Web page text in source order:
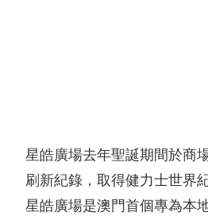
星皓廣場去年聖誕期間於商
刷新紀錄，取得健力士世界
星皓廣場是澳門首個專為本